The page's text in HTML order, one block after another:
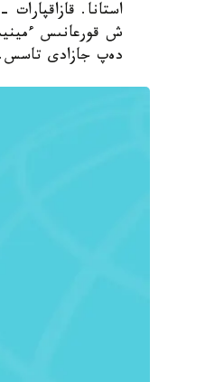
استانا.
ش قورعانىس
دەپ جازادى تاسس.